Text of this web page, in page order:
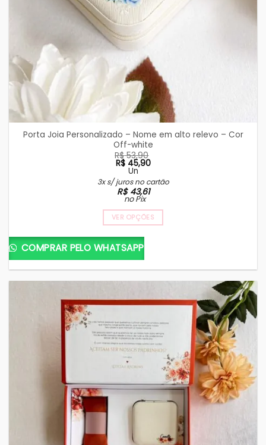
Porta Joia Personalizado – Nome em alto relevo – Cor
Off-white
R$53,90
O
preço
original
era:
R$ 53,90.
R$45,90
O
preço
atual
é:
R$ 45,90.
Un
3x s/ juros no cartão
R$43,61
no Pix
VER OPÇÕES
COMPRAR PELO WHATSAPP